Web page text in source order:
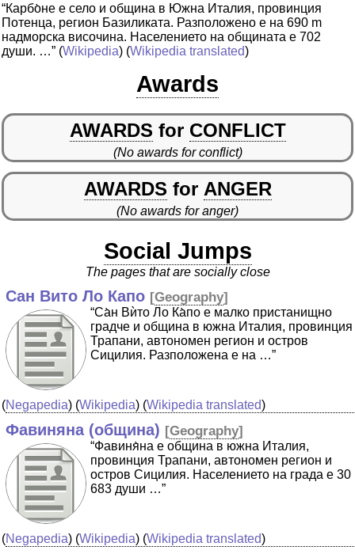
“Карбо̀не е село и община в Южна Италия, провинция
Потенца, регион Базиликата. Разположено е на 690 m
надморска височина. Населението на общината е 702
души. …” (Wikipedia) (Wikipedia translated)
Awards
AWARDS for CONFLICT
(No awards for conflict)
AWARDS for ANGER
(No awards for anger)
Social Jumps
The pages that are socially close
Сан Вито Ло Капо [Geography]
“Са̀н Вѝто Ло Ка̀по е малко пристанищно
градче и община в южна Италия, провинция
Трапани, автономен регион и остров
Сицилия. Разположена е на …”
(Negapedia) (Wikipedia) (Wikipedia translated)
Фавиняна (община) [Geography]
“Фавиня̀на е община в южна Италия,
провинция Трапани, автономен регион и
остров Сицилия. Населението на града е 30
683 души …”
(Negapedia) (Wikipedia) (Wikipedia translated)